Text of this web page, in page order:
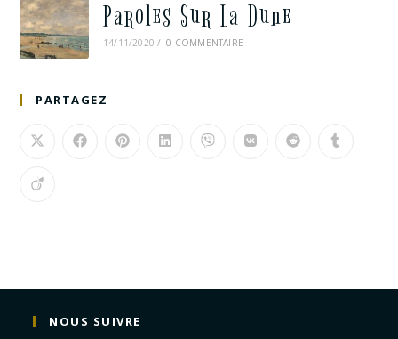
Paroles Sur La Dune
14/11/2020 / 0 COMMENTAIRE
PARTAGEZ
NOUS SUIVRE